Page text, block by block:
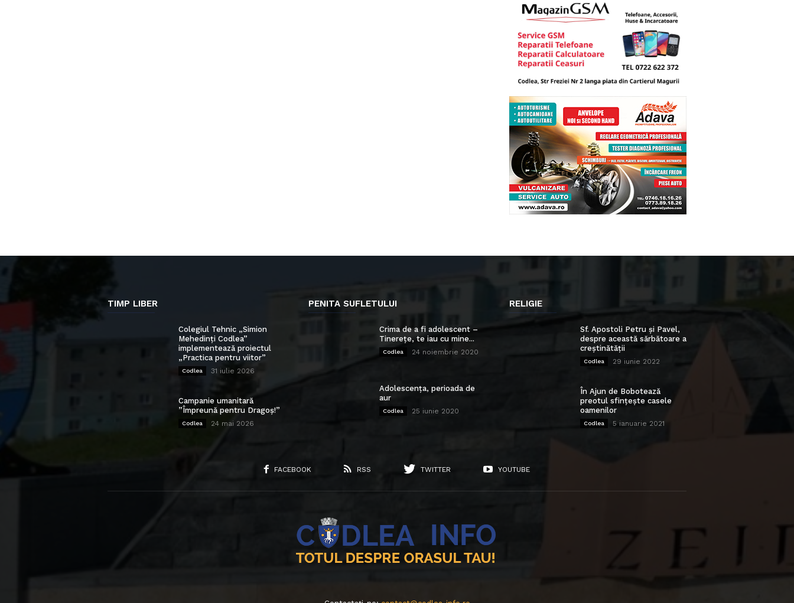
TIMP LIBER
Colegiul Tehnic „Simion
Mehedinți Codlea”
implementează proiectul
„Practica pentru viitor”
Codlea 31 iulie 2026
Campanie umanitară
”Împreună pentru Dragoș!”
Codlea 24 mai 2026
PENITA SUFLETULUI
Crima de a fi adolescent –
Tinerețe, te iau cu mine...
Codlea 24 noiembrie 2020
Adolescența, perioada de
aur
Codlea 25 iunie 2020
RELIGIE
Sf. Apostoli Petru și Pavel,
despre această sărbătoare a
creștinătății
Codlea 29 iunie 2022
În Ajun de Bobotează
preotul sfințește casele
oamenilor
Codlea 5 ianuarie 2021
FACEBOOK RSS TWITTER YOUTUBE